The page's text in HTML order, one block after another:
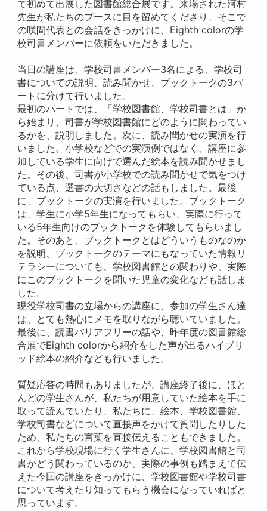
て初めて出展した図書館総合展です。来場された河村
先生が私たちのブースに目を留めてくださり、そこで
の咲間代表との会話をきっかけに、Eighth colorの学
校司書メンバーに依頼をいただきました。
当日の講座は、学校司書メンバー3名による、学校司
書についての説明、読み聞かせ、ブックトークの3パ
ートに分けて行いました。
最初のパートでは、「学校図書館、学校司書とは」か
ら始まり、司書が学校図書館にどのように関わってい
るかを、説明しました。次に、読み聞かせの実演を行
いました。小学校などでの実演例ではなく、講座に参
加している学生に向けで選んだ絵本を読み聞かせまし
た。その後、司書が小学校での読み聞かせで気をつけ
ている点、選書の大切さなどの話もしました。最後
に、ブックトークの実演を行いました。ブックトーク
は、学生に小学5年生になってもらい、実際に行って
いる5年生向けのブックトークを体験してもらいまし
た。そのあと、ブックトークとはどういうものなのか
を説明、ブックトークのテーマにもなっていた情報リ
テラシーについても、学校図書館との関わりや、実際
にこのブックトークを聞いた児童の変化なども話しま
した。
現役学校司書の立場からの講座に、参加の学生さん達
は、とても熱心にメモを取りながら聴いていました。
最後に、読書バリアフリーの話や、昨年度の図書館総
合展でEighth colorから紹介をした声が出るハイブリ
ッド絵本の紹介なども行いました。
質疑応答の時間もありましたが、講座終了後に、ほと
んどの学生さんが、私たちが用意していた絵本を手に
取って読んでいたり、私たちに、絵本、学校図書館、
学校司書などについて直接声をかけて質問したりした
ため、私たちの言葉を直接伝えることもできました。
これから学校現場に行く学生さんに、学校図書館と司
書がどう関わっているのか、実際の事例も踏まえて伝
えた今回の講座をきっかけに、学校図書館や学校司書
について考えたり知ってもらう機会になっていればと
思っています。